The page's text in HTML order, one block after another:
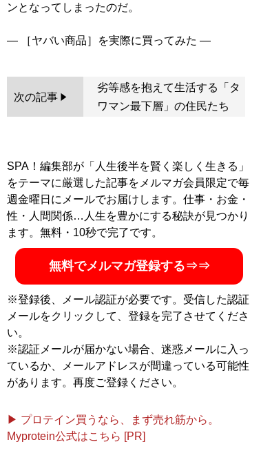
ンとなってしまったのだ。
次の記事
劣等感を抱えて生活する「タ
ワマン最下層」の住民たち
SPA！編集部が「人生後半を賢く楽しく生きる」
をテーマに厳選した記事をメルマガ会員限定で毎
週金曜日にメールでお届けします。仕事・お金・
性・人間関係…人生を豊かにする秘訣が見つかり
ます。無料・10秒で完了です。
無料でメルマガ登録する⇒⇒
※登録後、メール認証が必要です。受信した認証
メールをクリックして、登録を完了させてくださ
い。
※認証メールが届かない場合、迷惑メールに入っ
ているか、メールアドレスが間違っている可能性
があります。再度ご登録ください。
▶ プロテイン買うなら、まず売れ筋から。
Myprotein公式はこちら [PR]